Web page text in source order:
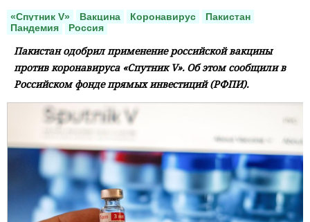
«Спутник V» Вакцина Коронавирус
Пакистан
Пандемия
Россия
Пакистан одобрил применение российской вакцины
против коронавируса «Спутник V». Об этом сообщили в
Российском фонде прямых инвестиций (РФПИ).